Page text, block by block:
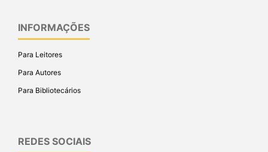
INFORMAÇÕES
Para Leitores
Para Autores
Para Bibliotecários
REDES SOCIAIS